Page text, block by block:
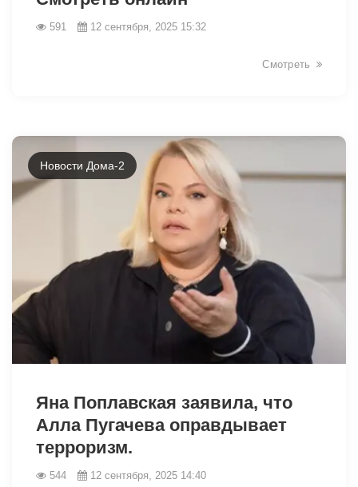
591 12 сентября, 2025 15:32
Смотреть
Новости Дома-2
Яна Поплавская заявила, что
Алла Пугачева оправдывает
терроризм.
544 12 сентября, 2025 14:40